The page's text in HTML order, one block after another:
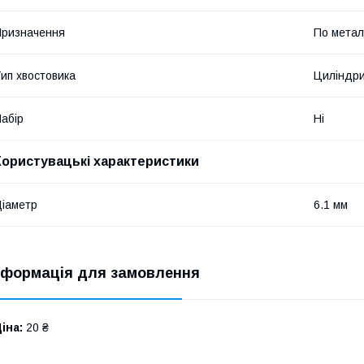
По
хвостовика
Ні
характеристики
6.1 мм
для замовлення
20 ₴